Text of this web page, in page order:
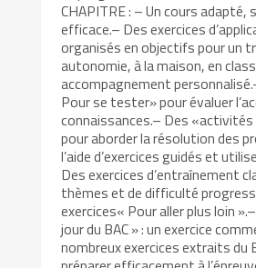
CHAPITRE : – Un cours adapté,
efficace.– Des exercices
organisés en objectifs pour un
autonomie, à la maison, en
accompagnement
Pour se tester» pour évaluer
connaissances.– Des «activités
pour aborder la résolution des
l’aide d’exercices guidés et
Des exercices d’entraînement
thèmes et de difficulté
exercices« Pour aller plus loin
jour du BAC » : un exercice
nombreux exercices extraits du